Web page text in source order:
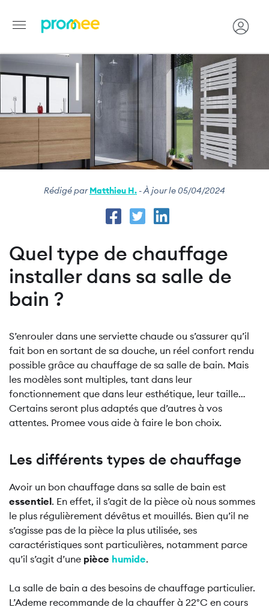
Aller
au
principal
Image
Rédigé parMatthieu H. - À jour le 05/04/2024
Quel type de chauffage
installer dans sa salle de
bain ?
S’enrouler dans une serviette chaude ou s’assurer qu’il
fait bon en sortant de sa douche, un réel confort rendu
possible grâce au chauffage de sa salle de bain. Mais
les modèles sont multiples, tant dans leur
fonctionnement que dans leur esthétique, leur taille…
Certains seront plus adaptés que d’autres à vos
attentes. Promee vous aide à faire le bon choix.
Les différents types de chauffage
Avoir un bon chauffage dans sa salle de bain est
essentiel. En effet, il s’agit de la pièce où nous sommes
le plus régulièrement dévêtus et mouillés. Bien qu’il ne
s’agisse pas de la pièce la plus utilisée, ses
caractéristiques sont particulières, notamment parce
qu’il s’agit d’une pièce humide.
La salle de bain a des besoins de chauffage particulier.
L’Ademe recommande de la chauffer à 22°C en cours